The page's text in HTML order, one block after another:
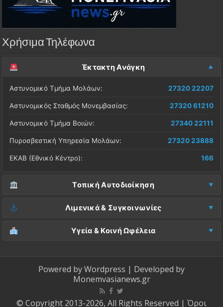
Χρήσιμα Τηλέφωνα
Έκτακτη Ανάγκη
Αστυνομικό Τμήμα Μολάων: 27320 22207
Αστυνομικός Σταθμός Μονεμβασίας: 27320 61210
Αστυνομικό Τμήμα Βοιών: 27340 22111
Πυροσβεστική Υπηρεσία Μολάων: 27320 23888
ΕΚΑΒ (Εθνικό Κέντρο): 166
Τοπική Αυτοδιοίκηση
Δήμος Μονεμβασίας (Έδρα):
ΚΕΠ Βοιών: 27340 24087
Λιμενικά & Συγκοινωνίες
Λιμεναρχείο Μονεμβασίας:
ΚΤΕΛ Λακωνίας (Σταθμός Μονεμβασίας):
ΚΤΕΛ Λακωνίας (Σταθμός Νεάπολης):
Υγεία & Κοινή Ωφέλεια
Κέντρο Υγείας Νεάπολης: 27340 22500
Βλάβες ΔΕΔΔΗΕ (Ρεύμα):
Ύδρευση Δήμου (Βλάβες): 27323 60533
Powered byWordpress | Developed by
Monemvasianews.gr
© Copyright 2013-2026, All Rights Reserved | Όροι